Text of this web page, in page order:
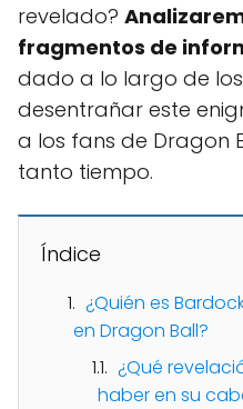
revelado?
fragmentos de
dado a lo largo de
desentrañar este
a los fans de Dragon
tanto tiempo.
Índice
¿Quién es
en Dragon Ball?
¿Qué
haber en su